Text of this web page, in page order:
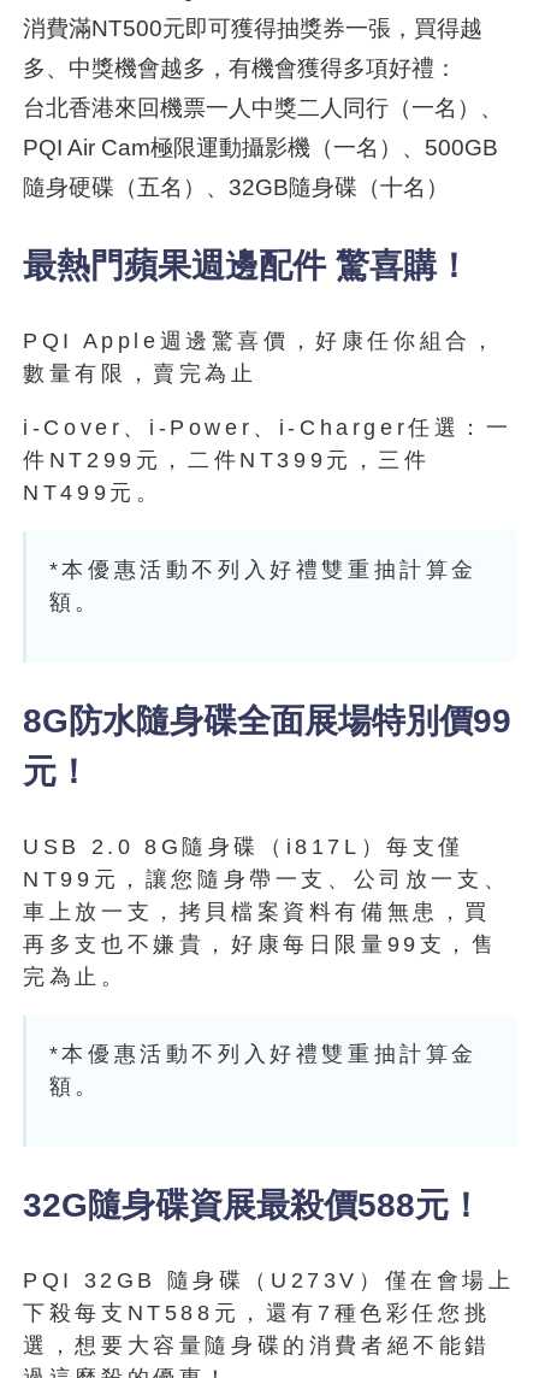
消費滿NT500元即可獲得抽獎券一張，買得越
多、中獎機會越多，有機會獲得多項好禮：
台北香港來回機票一人中獎二人同行（一名）、
PQI Air Cam極限運動攝影機（一名）、500GB
隨身硬碟（五名）、32GB隨身碟（十名）
最熱門蘋果週邊配件 驚喜購！
PQI Apple週邊驚喜價，好康任你組合，
數量有限，賣完為止
i-Cover、i-Power、i-Charger任選：一
件NT299元，二件NT399元，三件
NT499元。
*本優惠活動不列入好禮雙重抽計算金
額。
8G防水隨身碟全面展場特別價99
元！
USB 2.0 8G隨身碟（i817L）每支僅
NT99元，讓您隨身帶一支、公司放一支、
車上放一支，拷貝檔案資料有備無患，買
再多支也不嫌貴，好康每日限量99支，售
完為止。
*本優惠活動不列入好禮雙重抽計算金
額。
32G隨身碟資展最殺價588元！
PQI 32GB 隨身碟（U273V）僅在會場上
下殺每支NT588元，還有7種色彩任您挑
選，想要大容量隨身碟的消費者絕不能錯